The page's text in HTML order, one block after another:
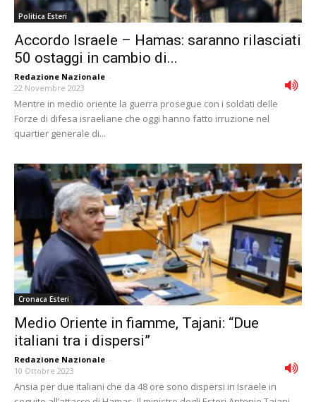
Politica Esteri
Accordo Israele – Hamas: saranno rilasciati
50 ostaggi in cambio di...
Redazione Nazionale -
22 Novembre 2023
Mentre in medio oriente la guerra prosegue con i soldati delle
Forze di difesa israeliane che oggi hanno fatto irruzione nel
quartier generale di...
Cronaca Esteri
Medio Oriente in fiamme, Tajani: “Due
italiani tra i dispersi”
Redazione Nazionale -
10 Ottobre 2023
Ansia per due italiani che da 48 ore sono dispersi in Israele in